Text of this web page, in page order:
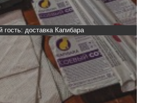
гость: доставка Капибара